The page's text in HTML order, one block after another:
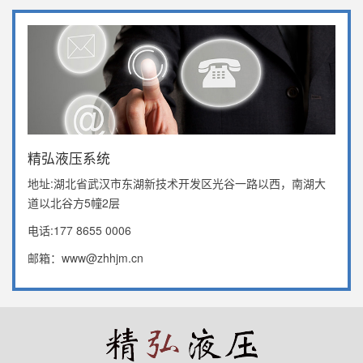
精弘液压系统
地址:湖北省武汉市东湖新技术开发区光谷一路以西，南湖大
道以北谷方5幢2层
电话:177 8655 0006
邮箱：www@zhhjm.cn